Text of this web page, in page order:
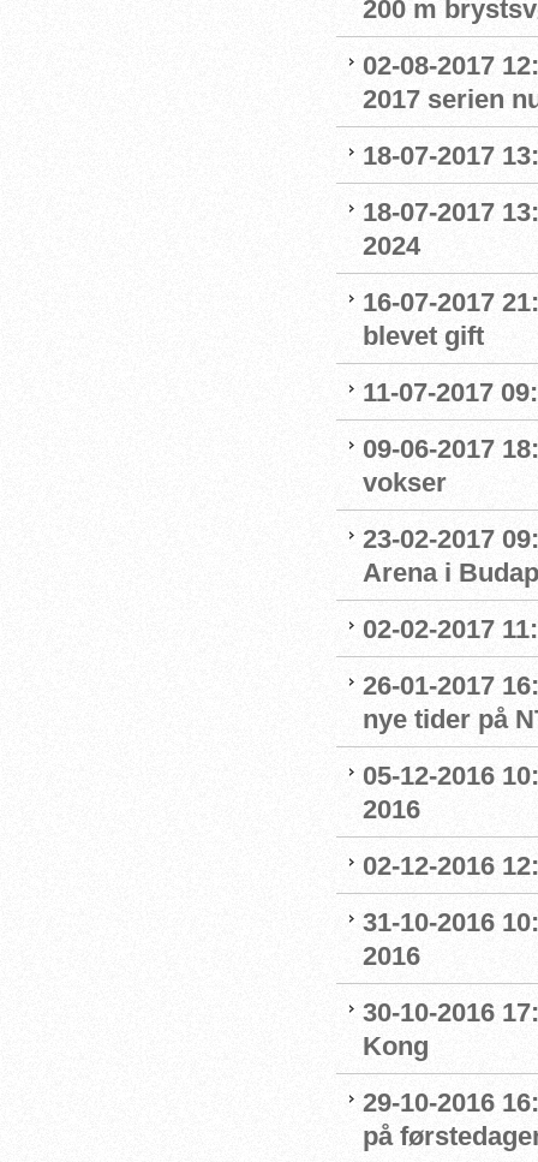
200 m
02-08-2017
2017 serien
18-07-2017
18-07-2017
2024
16-07-2017
blevet gift
11-07-2017
09-06-2017
vokser
23-02-2017
Arena i
02-02-2017
26-01-2017
nye tider på
05-12-2016
2016
02-12-2016
31-10-2016
2016
30-10-2016
Kong
29-10-2016
på